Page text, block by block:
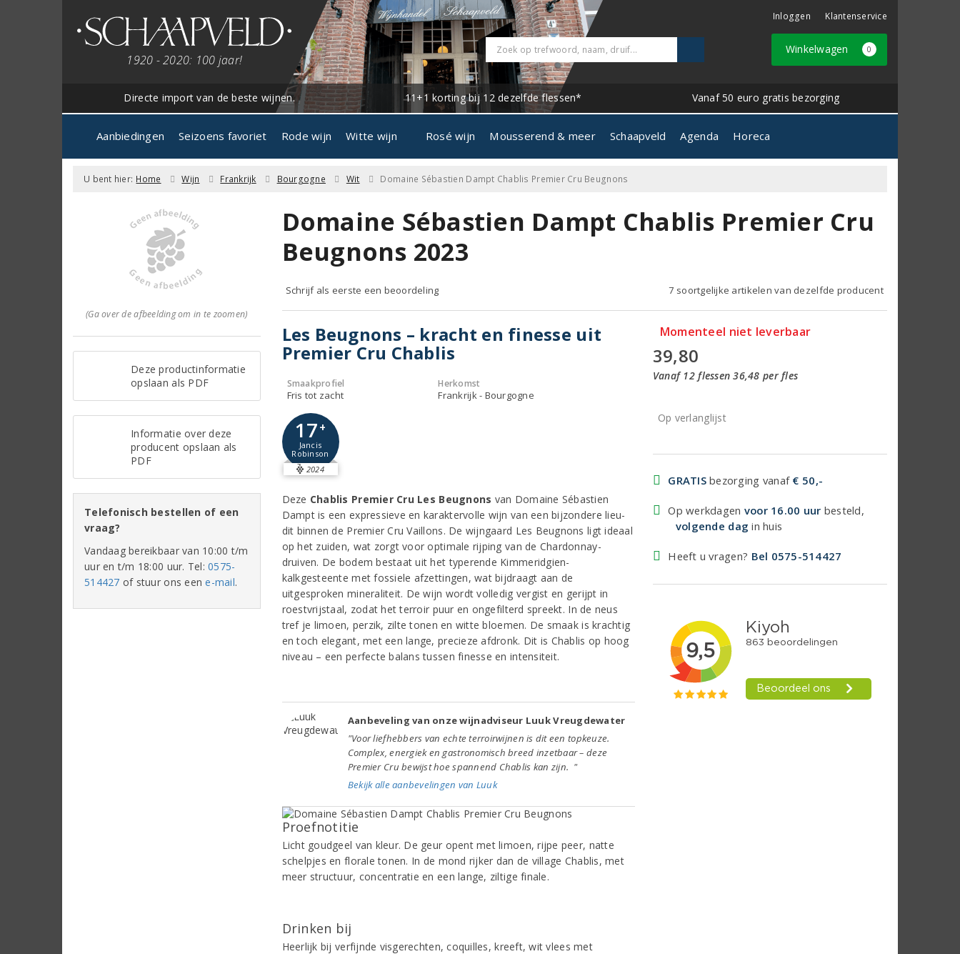
1920 - 2020: 100 jaar!
Inloggen Klantenservice
Winkelwagen 0
Directe import van de beste wijnen. 11+1 korting bij 12 dezelfde flessen* Vanaf 50 euro gratis bezorging
Aanbiedingen Seizoens favoriet Rode wijn Witte wijn Rosé wijn Mousserend & meer Schaapveld Agenda Horeca
U bent hier: Home Wijn Frankrijk Bourgogne Wit Domaine Sébastien Dampt Chablis Premier Cru Beugnons
(Ga over de afbeelding om in te zoomen)
Deze productinformatie
opslaan als PDF
Informatie over deze
producent opslaan als
PDF
Telefonisch bestellen of een
vraag?
Vandaag bereikbaar van 10:00 t/m
uur en t/m 18:00 uur. Tel:0575-
514427 of stuur ons eene-mail.
Domaine Sébastien Dampt Chablis Premier Cru
Beugnons 2023
Schrijf als eerste een beoordeling 7 soortgelijke artikelen van dezelfde producent
Les Beugnons – kracht en finesse uit
Premier Cru Chablis
Smaakprofiel
Fris tot zacht
Herkomst
Frankrijk - Bourgogne
17+
Jancis
Robinson
2024
Deze Chablis Premier Cru Les Beugnons van Domaine Sébastien
Dampt is een expressieve en karaktervolle wijn van een bijzondere lieu-
dit binnen de Premier Cru Vaillons. De wijngaard Les Beugnons ligt ideaal
op het zuiden, wat zorgt voor optimale rijping van de Chardonnay-
druiven. De bodem bestaat uit het typerende Kimmeridgien-
kalkgesteente met fossiele afzettingen, wat bijdraagt aan de
uitgesproken mineraliteit. De wijn wordt volledig vergist en gerijpt in
roestvrijstaal, zodat het terroir puur en ongefilterd spreekt. In de neus
tref je limoen, perzik, zilte tonen en witte bloemen. De smaak is krachtig
en toch elegant, met een lange, precieze afdronk. Dit is Chablis op hoog
niveau – een perfecte balans tussen finesse en intensiteit.
Aanbeveling van onze wijnadviseur Luuk Vreugdewater
"Voor liefhebbers van echte terroirwijnen is dit een topkeuze.
Complex, energiek en gastronomisch breed inzetbaar – deze
Premier Cru bewijst hoe spannend Chablis kan zijn. "
Bekijk alle aanbevelingen van Luuk
Proefnotitie
Licht goudgeel van kleur. De geur opent met limoen, rijpe peer, natte
schelpjes en florale tonen. In de mond rijker dan de village Chablis, met
meer structuur, concentratie en een lange, ziltige finale.
Drinken bij
Heerlijk bij verfijnde visgerechten, coquilles, kreeft, wit vlees met
Momenteel niet leverbaar
39,80
Vanaf 12 flessen 36,48 per fles
Op verlanglijst
GRATISbezorging vanaf € 50,-
Op werkdagen voor 16.00 uur besteld,
volgende dag in huis
Heeft u vragen? Bel 0575-514427